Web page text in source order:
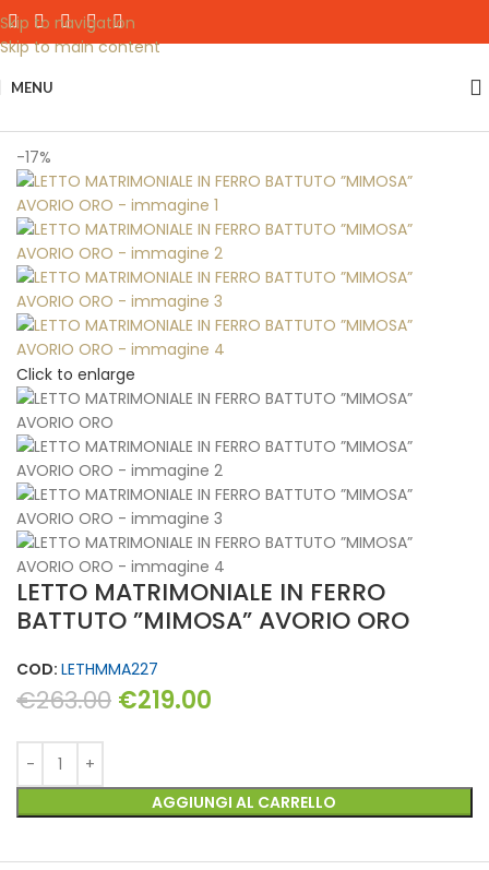
Skip to navigation
Skip to main content
MENU
-17%
Click to enlarge
LETTO MATRIMONIALE IN FERRO
BATTUTO ”MIMOSA” AVORIO ORO
COD: LETHMMA227
€263.00 €219.00
AGGIUNGI AL CARRELLO